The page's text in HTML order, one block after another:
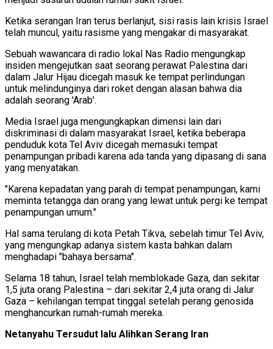
Ketika serangan Iran terus berlanjut, sisi rasis lain krisis Israel
telah muncul, yaitu rasisme yang mengakar di masyarakat.
Sebuah wawancara di radio lokal Nas Radio mengungkap
insiden mengejutkan saat seorang perawat Palestina dari
dalam Jalur Hijau dicegah masuk ke tempat perlindungan
untuk melindunginya dari roket dengan alasan bahwa dia
adalah seorang 'Arab'.
Media Israel juga mengungkapkan dimensi lain dari
diskriminasi di dalam masyarakat Israel, ketika beberapa
penduduk kota Tel Aviv dicegah memasuki tempat
penampungan pribadi karena ada tanda yang dipasang di sana
yang menyatakan.
"Karena kepadatan yang parah di tempat penampungan, kami
meminta tetangga dan orang yang lewat untuk pergi ke tempat
penampungan umum."
Hal sama terulang di kota Petah Tikva, sebelah timur Tel Aviv,
yang mengungkap adanya sistem kasta bahkan dalam
menghadapi "bahaya bersama".
Selama 18 tahun, Israel telah memblokade Gaza, dan sekitar
1,5 juta orang Palestina – dari sekitar 2,4 juta orang di Jalur
Gaza – kehilangan tempat tinggal setelah perang genosida
menghancurkan rumah-rumah mereka.
Netanyahu Tersudut lalu Alihkan Serang Iran